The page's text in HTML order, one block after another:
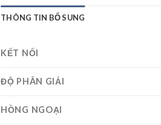
THÔNG TIN BỔ SUNG
KẾT NỐI
ĐỘ PHÂN GIẢI
HỒNG NGOẠI